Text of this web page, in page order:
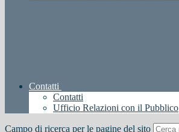
Contatti
Contatti
Ufficio Relazioni con il Pubblico
Campo di ricerca per le pagine del sito